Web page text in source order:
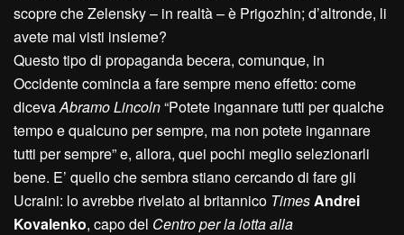
scopre che Zelensky – in realtà – è Prigozhin; d’altronde, li
avete mai visti insieme?
Questo tipo di propaganda becera, comunque, in
Occidente comincia a fare sempre meno effetto: come
dicevaAbramo Lincoln“Potete ingannare tutti per qualche
tempo e qualcuno per sempre, ma non potete ingannare
tutti per sempre” e, allora, quei pochi meglio selezionarli
bene. E’ quello che sembra stiano cercando di fare gli
Ucraini: lo avrebbe rivelato al britannico TimesAndrei
Kovalenko, capo del Centro per la lotta alla